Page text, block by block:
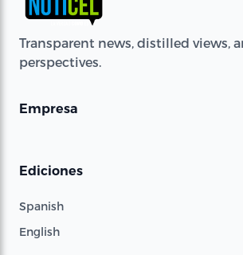
Transparent news, distilled views,
perspectives.
Empresa
Ediciones
Spanish
English